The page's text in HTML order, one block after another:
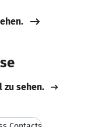
zu sehen.